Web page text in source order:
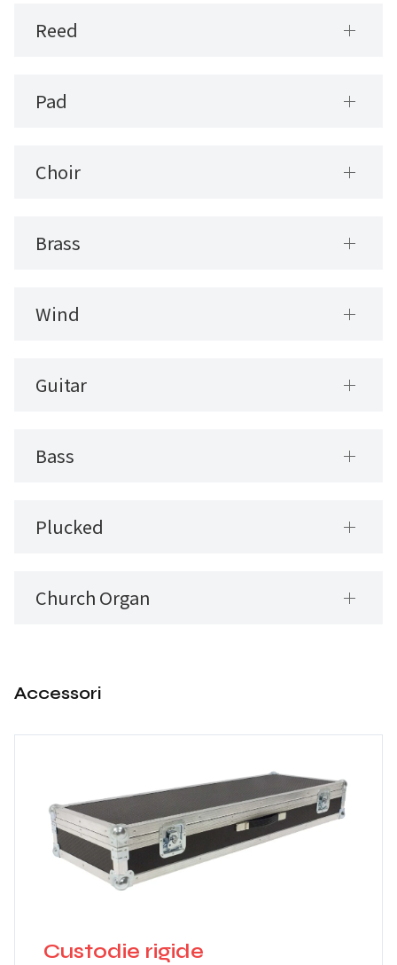
Reed
Pad
Choir
Brass
Wind
Guitar
Bass
Plucked
Church Organ
Accessori
Custodie rigide